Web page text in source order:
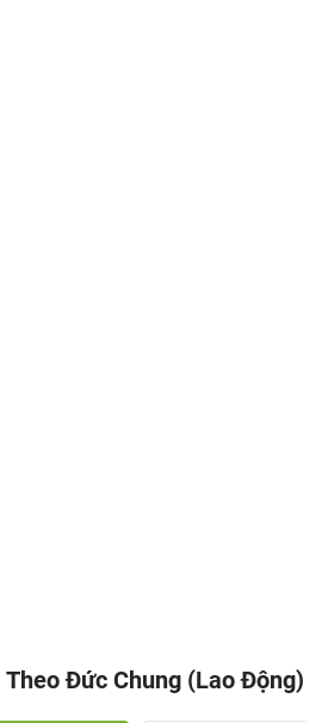
Theo Đức Chung (Lao Động)